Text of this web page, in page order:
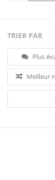
TRIER PAR
Plus
Meilleur